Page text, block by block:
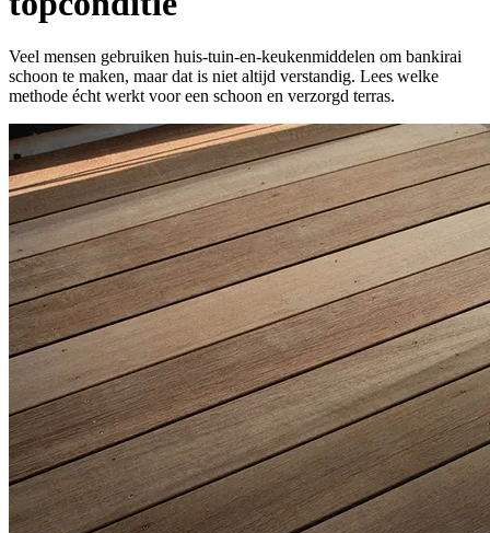
Veel mensen gebruiken huis-tuin-en-keukenmiddelen om bankirai
schoon te maken, maar dat is niet altijd verstandig. Lees welke
methode écht werkt voor een schoon en verzorgd terras.